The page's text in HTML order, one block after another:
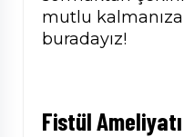
mutlu
buradayız!
Fistül Ameliyatı